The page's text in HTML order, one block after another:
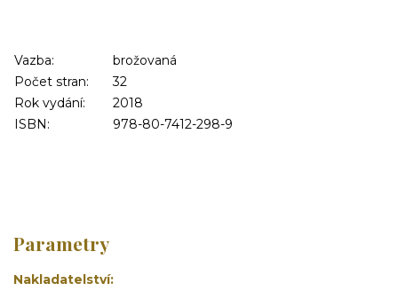
Vazba:
brožovaná
Počet stran:
32
Rok vydání:
2018
ISBN:
978-80-7412-298-9
Parametry
Nakladatelství